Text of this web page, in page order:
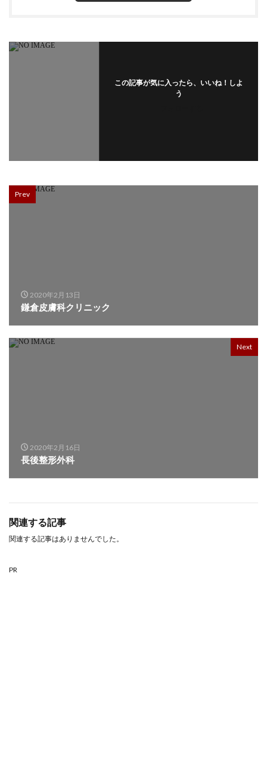
この記事が気に入ったら、いいね！しよ
う
Prev
2020年2月13日
鎌倉皮膚科クリニック
Next
2020年2月16日
長後整形外科
関連する記事
関連する記事はありませんでした。
PR